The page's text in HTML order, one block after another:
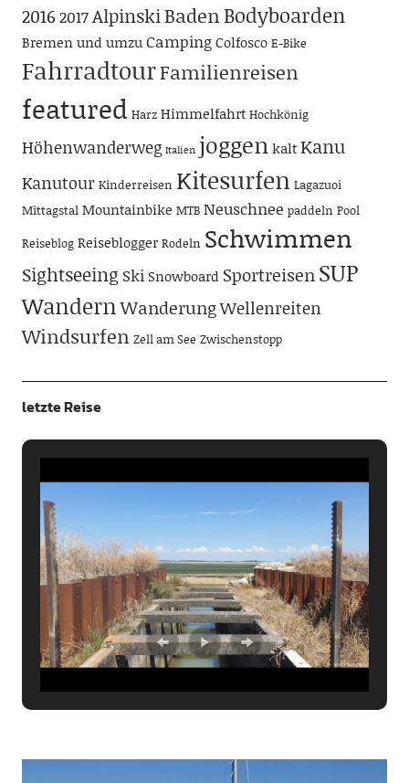
2016 2017AlpinskiBaden Bodyboarden
Bremen und umzuCampingColfosco E-Bike
FahrradtourFamilienreisen
featured Harz Himmelfahrt Hochkönig
Höhenwanderweg Italien joggenkaltKanu
Kanutour Kinderreisen Kitesurfen Lagazuoi
Mittagstal Mountainbike MTB Neuschnee paddeln Pool
Reiseblog Reiseblogger Rodeln Schwimmen
Sightseeing SkiSnowboard SportreisenSUP
WandernWanderungWellenreiten
Windsurfen Zell am See Zwischenstopp
letzte Reise